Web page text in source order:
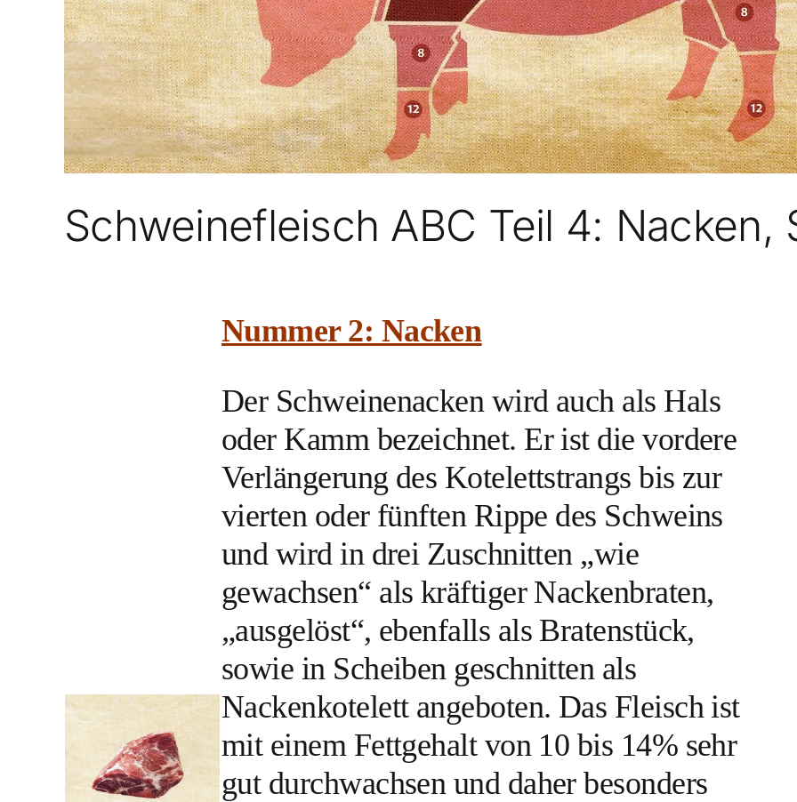
Schweinefleisch ABC Teil 4: Nacken,
Nummer 2: Nacken
Der Schweinenacken wird auch als Hals
oder Kamm bezeichnet. Er ist die vordere
Verlängerung des Kotelettstrangs bis zur
vierten oder fünften Rippe des Schweins
und wird in drei Zuschnitten „wie
gewachsen“ als kräftiger Nackenbraten,
„ausgelöst“, ebenfalls als Bratenstück,
sowie in Scheiben geschnitten als
Nackenkotelett angeboten. Das Fleisch ist
mit einem Fettgehalt von 10 bis 14% sehr
gut durchwachsen und daher besonders